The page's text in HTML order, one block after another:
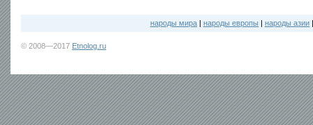
народы мира | народы европы | народы азии
© 2008—2017 Etnolog.ru